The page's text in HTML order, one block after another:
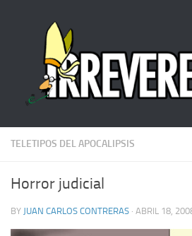
TELETIPOS DEL APOCALIPSIS
Horror judicial
BY JUAN CARLOS CONTRERAS · ABRIL 18,